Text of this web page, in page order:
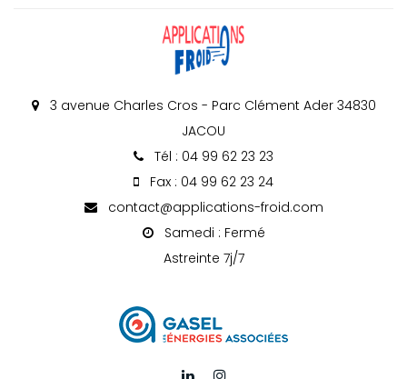
3 avenue Charles Cros - Parc Clément Ader 34830
JACOU
Tél : 04 99 62 23 23
Fax : 04 99 62 23 24
contact@applications-froid.com
Samedi : Fermé
Astreinte 7j/7